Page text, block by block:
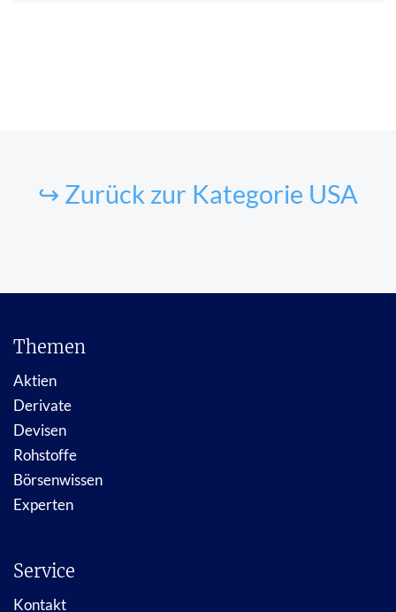
↪ Zurück zur Kategorie USA
Themen
Aktien
Derivate
Devisen
Rohstoffe
Börsenwissen
Experten
Service
Kontakt